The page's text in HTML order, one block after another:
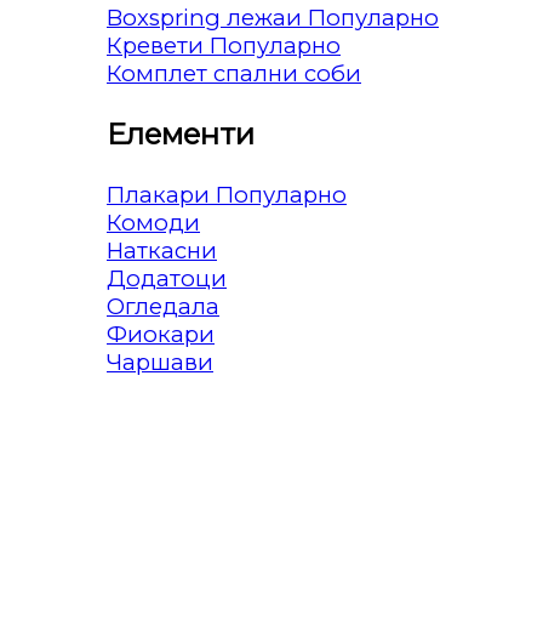
Boxspring лежаи
Кревети
Комплет спални соби
Елементи
Плакари
Комоди
Наткасни
Додатоци
Огледала
Фиокари
Чаршави